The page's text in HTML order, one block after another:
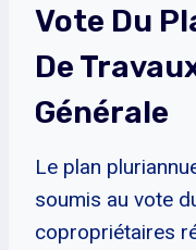
Vote Du
De
Générale
Le plan
soumis au vote
copropriétaires